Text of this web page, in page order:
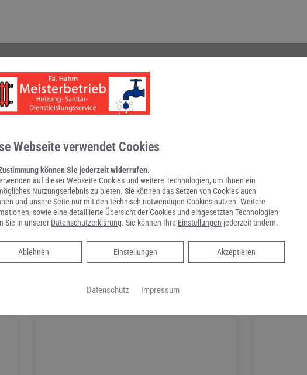
Termine anfragen!
Webseite verwendet Cookies
können Sie jederzeit widerrufen.
auf dieser Webseite Cookies und weitere Technologien, um Ihnen ein
Nutzungserlebnis zu bieten. Sie können das Setzen von Cookies auch
und unsere Seite nur mit den technisch notwendigen Cookies nutzen. Weitere
sowie eine detaillierte Übersicht der Cookies und eingesetzten Technologien
Sie in unserer Datenschutzerklärung. Sie können Ihre Einstellungen jederzeit ändern.
Akzeptieren
Einstellungen
Ablehnen
Ablehnen
Datenschutz Impressum